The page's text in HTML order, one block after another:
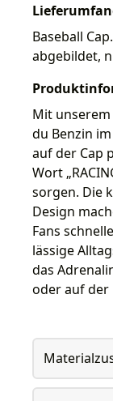
Baseball
abgebildet,
Mit unserem
du Benzin
auf der Cap
Wort
sorgen. Die
Design
Fans
lässige
das
oder auf der